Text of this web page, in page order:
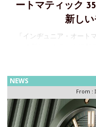
ートマティック
新しい
「インヂュニア・オー
で開催されるウォッチ
NEWS
From :